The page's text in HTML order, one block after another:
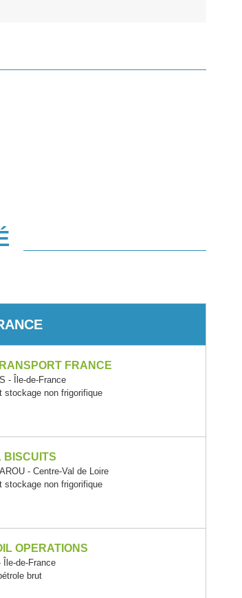
FRANCE
- Île-de-France
stockage non frigorifique
BISCUITS
- Centre-Val de Loire
stockage non frigorifique
OPERATIONS
Île-de-France
brut